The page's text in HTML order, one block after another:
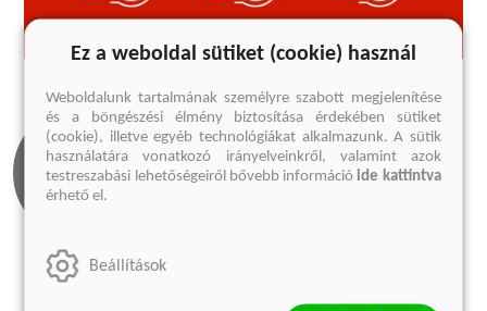
Ez a weboldal sütiket (cookie) használ
Weboldalunk tartalmának személyre szabott megjelenítése
és a böngészési élmény biztosítása érdekében sütiket
(cookie), illetve egyéb technológiákat alkalmazunk. A sütik
használatára vonatkozó irányelveinkről, valamint azok
testreszabási lehetőségeiről bővebb információide kattintva
érhető el.
Beállítások